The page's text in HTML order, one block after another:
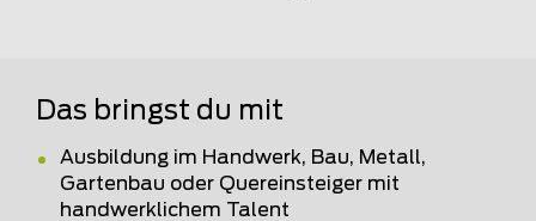
Das bringst du mit
Ausbildung im Handwerk, Bau, Metall,
Gartenbau oder Quereinsteiger mit
handwerklichem Talent